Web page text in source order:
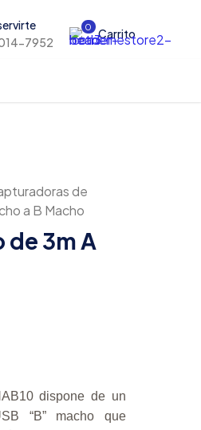
7952
0 Carrito
de
a B Macho
de 3m A
dispone de un
“B” macho que